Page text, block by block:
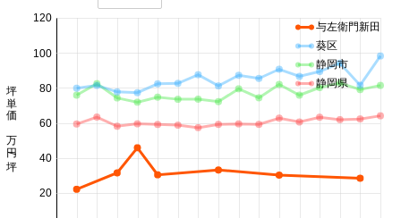
20
40
60
80
100
120
坪単価 万円/坪
与左衛門新田
葵区
静岡市
静岡県